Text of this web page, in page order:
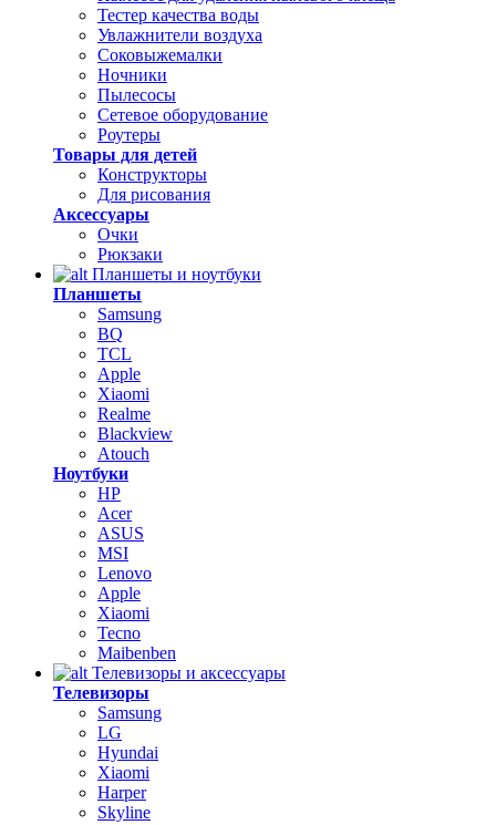
Тестер качества воды
Увлажнители воздуха
Соковыжемалки
Ночники
Пылесосы
Сетевое оборудование
Роутеры
Товары для детей
Конструкторы
Для рисования
Аксессуары
Очки
Рюкзаки
Планшеты и ноутбуки
Планшеты
Samsung
BQ
TCL
Apple
Xiaomi
Realme
Blackview
Atouch
Ноутбуки
HP
Acer
ASUS
MSI
Lenovo
Apple
Xiaomi
Tecno
Maibenben
Телевизоры и аксессуары
Телевизоры
Samsung
LG
Hyundai
Xiaomi
Harper
Skyline